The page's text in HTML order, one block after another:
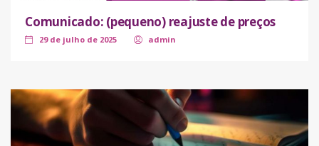
Comunicado: (pequeno) reajuste de preços
29 de julho de 2025 admin